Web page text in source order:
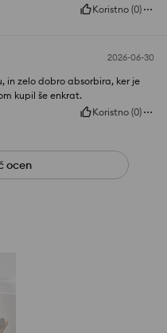
Koristno (0)
2026-06-30
in zelo dobro absorbira, ker je
kupil še enkrat.
Koristno (0)
ocen